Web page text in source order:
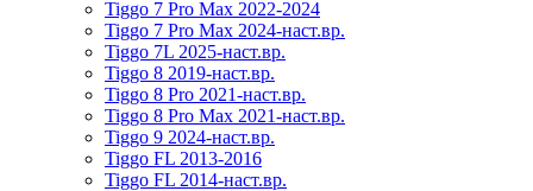
Tiggo 7 Pro Max 2022-2024
Tiggo 7 Pro Max 2024-наст.вр.
Tiggo 7L 2025-наст.вр.
Tiggo 8 2019-наст.вр.
Tiggo 8 Pro 2021-наст.вр.
Tiggo 8 Pro Max 2021-наст.вр.
Tiggo 9 2024-наст.вр.
Tiggo FL 2013-2016
Tiggo FL 2014-наст.вр.